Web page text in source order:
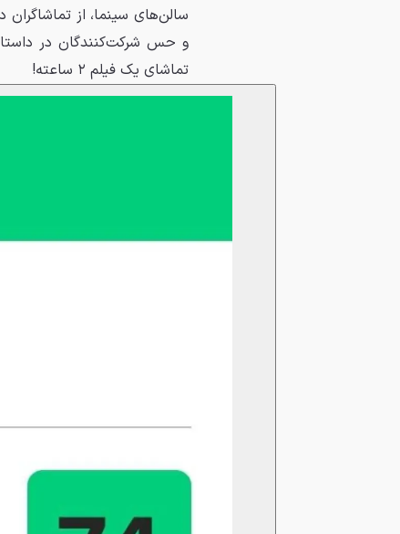
سالن‌های سینما، از
تماشای یک فیلم ۲ ساعته!